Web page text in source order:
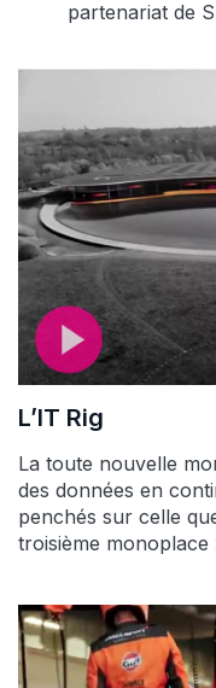
partenariat de
L’IT Rig
La toute nouvelle
des données en
penchés sur celle
troisième monoplace